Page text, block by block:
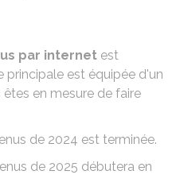
par internet est
principale est équipée d'un
en mesure de faire
de 2024 est terminée.
de 2025 débutera en